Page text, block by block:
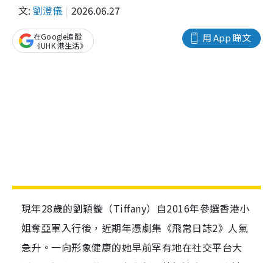
文: 劉澄儀 2026.06.27
用 App 睇文
在Google追蹤
《UHK 港生活》
現年28歲的劉穎鏇（Tiffany）自2016年參選香港小
姐奪亞軍入行後，近期年憑劇集《飛常日誌2》人氣
急升。一向形象健康的她早前罕有地在社交平台大